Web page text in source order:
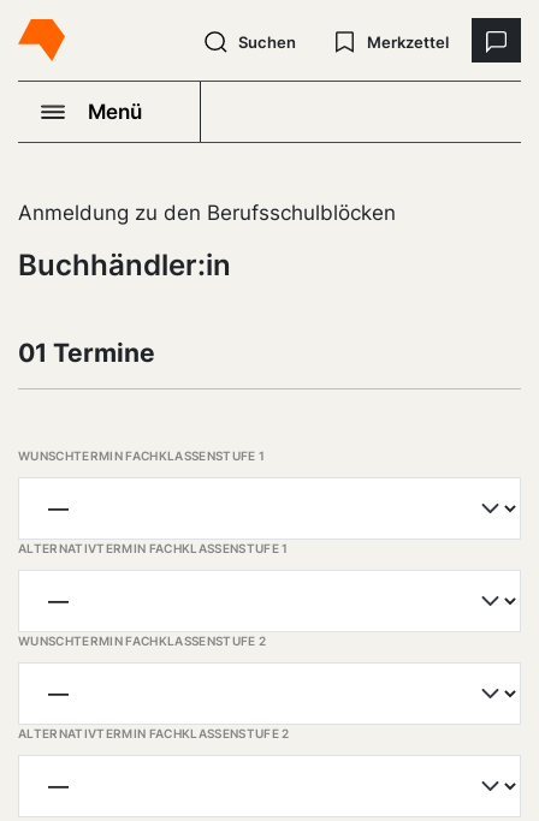
Suchen Merkzettel
Menü
Anmeldung zu den Berufsschulblöcken
Buchhändler:in
01 Termine
WUNSCHTERMIN FACHKLASSENSTUFE 1
ALTERNATIVTERMIN FACHKLASSENSTUFE 1
WUNSCHTERMIN FACHKLASSENSTUFE 2
ALTERNATIVTERMIN FACHKLASSENSTUFE 2